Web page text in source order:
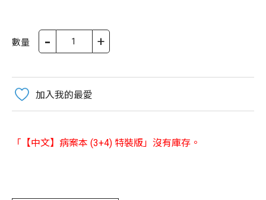
數量 - +
加入我的最愛
「【中文】病案本 (3+4) 特裝版」沒有庫存。